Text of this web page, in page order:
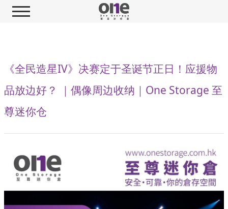
《全民造星IV》决赛定于圣诞节正日！应援物
品放边好？ ｜偶像周边收纳｜One Storage 至
尊迷你仓